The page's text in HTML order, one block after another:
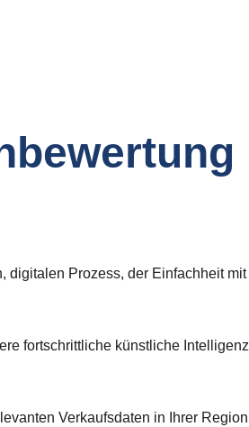
digitalen Prozess, der Einfachheit mit
fortschrittliche künstliche Intelligenz
Verkaufsdaten in Ihrer Region